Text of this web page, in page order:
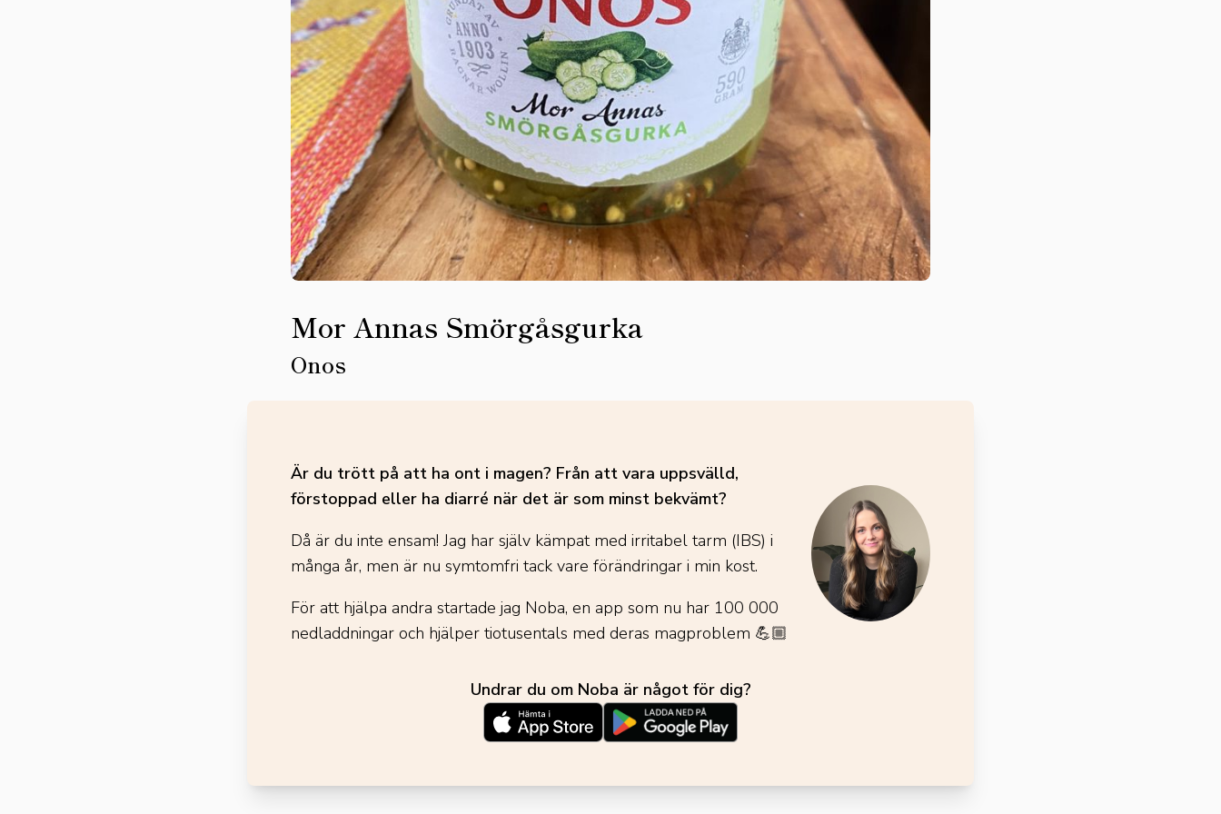
Mor Annas Smörgåsgurka
Onos
Är du trött på att ha ont i magen? Från att vara uppsvälld,
förstoppad eller ha diarré när det är som minst bekvämt?
Då är du inte ensam! Jag har själv kämpat med irritabel tarm (IBS) i
många år, men är nu symtomfri tack vare förändringar i min kost.
För att hjälpa andra startade jag Noba, en app som nu har 100 000
nedladdningar och hjälper tiotusentals med deras magproblem 💪🏼
Undrar du om Noba är något för dig?